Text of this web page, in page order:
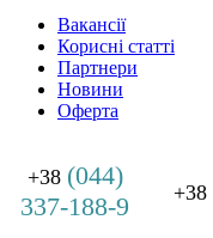
Вакансії
Корисні статті
Партнери
Новини
Оферта
+38 (044)
337-188-9
+38